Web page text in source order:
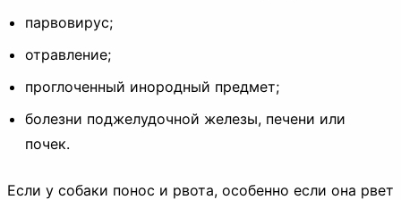
парвовирус;
отравление;
проглоченный инородный предмет;
болезни поджелудочной железы, печени или
почек.
Если у собаки понос и рвота, особенно если она рвет